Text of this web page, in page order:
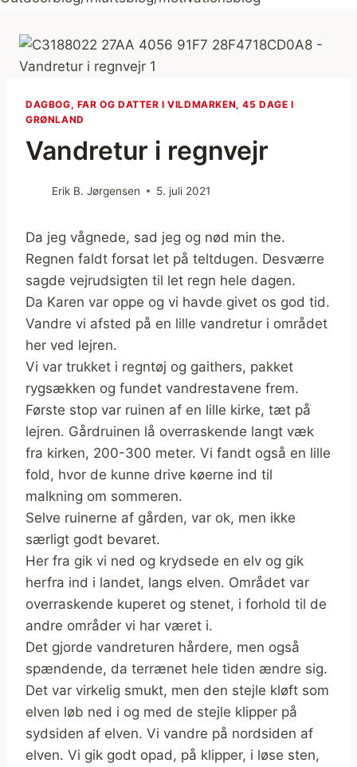
DAGBOG, FAR OG DATTER I VILDMARKEN, 45 DAGE I
GRØNLAND
Vandretur i regnvejr
Erik B. Jørgensen 5. juli 2021
Da jeg vågnede, sad jeg og nød min the.
Regnen faldt forsat let på teltdugen. Desværre
sagde vejrudsigten til let regn hele dagen.
Da Karen var oppe og vi havde givet os god tid.
Vandre vi afsted på en lille vandretur i området
her ved lejren.
Vi var trukket i regntøj og gaithers, pakket
rygsækken og fundet vandrestavene frem.
Første stop var ruinen af en lille kirke, tæt på
lejren. Gårdruinen lå overraskende langt væk
fra kirken, 200-300 meter. Vi fandt også en lille
fold, hvor de kunne drive køerne ind til
malkning om sommeren.
Selve ruinerne af gården, var ok, men ikke
særligt godt bevaret.
Her fra gik vi ned og krydsede en elv og gik
herfra ind i landet, langs elven. Området var
overraskende kuperet og stenet, i forhold til de
andre områder vi har været i.
Det gjorde vandreturen hårdere, men også
spændende, da terrænet hele tiden ændre sig.
Det var virkelig smukt, men den stejle kløft som
elven løb ned i og med de stejle klipper på
sydsiden af elven. Vi vandre på nordsiden af
elven. Vi gik godt opad, på klipper, i løse sten,